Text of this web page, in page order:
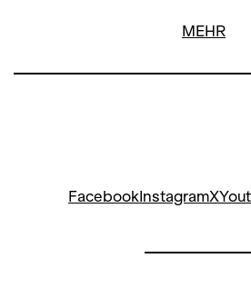
MEHR
Facebook InstagramX